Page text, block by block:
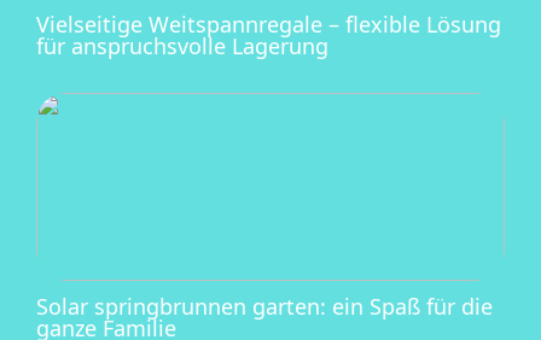
Vielseitige Weitspannregale – flexible Lösung
für anspruchsvolle Lagerung
Solar springbrunnen garten: ein Spaß für die
ganze Familie